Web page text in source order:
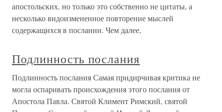
апостольских, но только это собственно не цитаты, а
несколько видоизмененное повторение мыслей
содержащихся в послании. Чем далее,
Подлинность послания
Подлинность послания Самая придирчивая критика не
могла оспаривать происхождения этого послания от
Апостола Павла. Святой Климент Римский, святой